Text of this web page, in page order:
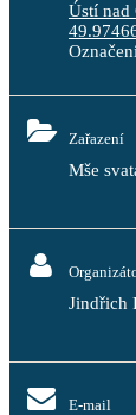
Ústí nad
Zařazení
Mše
Jindřich
E-mail